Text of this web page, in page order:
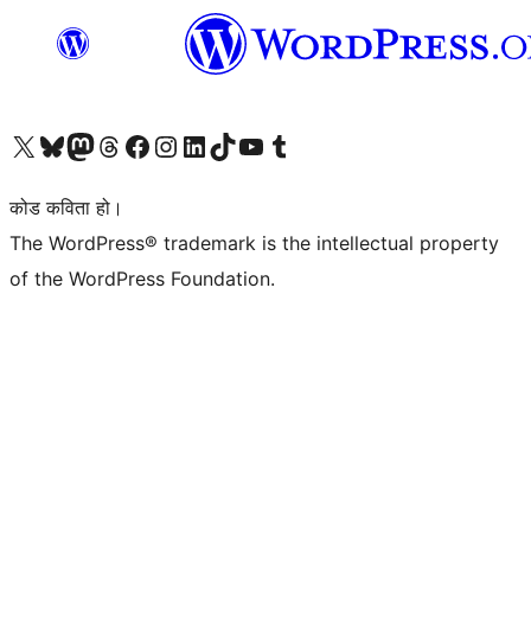
हाम्रो X (पहिले ट्विटर) खातामा जानुहोस्
हाम्रो Bluesky खाता भ्रमण गर्नुहोस्
हाम्रो म्यास्टोडन खाता भ्रमण गर्नुहोस्
हाम्रो थ्रेड्स खातामा जानुहोस्
हाम्रो फेसबुक पेजमा जानुहोस्
हाम्रो इन्स्टाग्राम खातामा जानुहोस्
हाम्रो लिङ्क्डइन खातामा जानुहोस्
हाम्रो TikTok खाता भ्रमण गर्नुहोस्
हाम्रो युट्युब च्यानलमा जानुहोस्
हाम्रो टम्बलर खाता भ्रमण गर्नुहोस्
कोड कविता हो।
The WordPress® trademark is the intellectual property
of the WordPress Foundation.